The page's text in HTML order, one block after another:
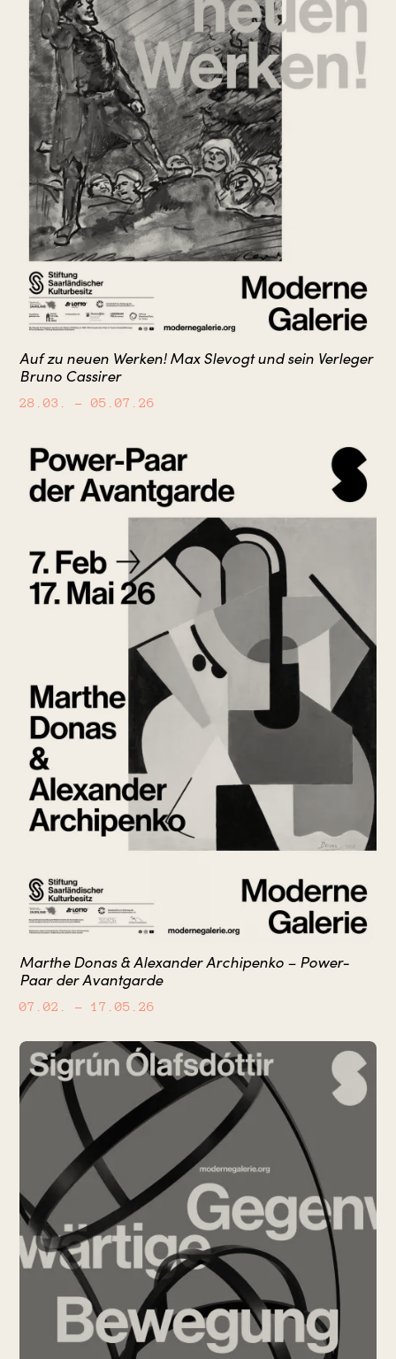
Auf zu neuen Werken! Max Slevogt und sein Verleger
Bruno Cassirer
28.03. – 05.07.26
Marthe Donas & Alexander Archipenko – Power-
Paar der Avantgarde
07.02. – 17.05.26